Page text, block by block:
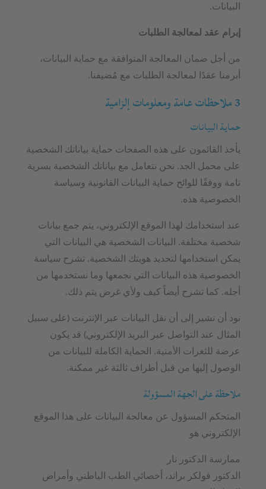
البيانات.
إبرام عقد لمعالجة الطلبات
من أجل ضمان المعالجة المتوافقة مع حماية البيانات،
أبرمنا عقدًا لمعالجة الطلبات مع مُضيفنا.
3 ملاحظات عامة ومعلومات إلزامية
حماية البيانات
يأخذ القائمون على هذه الصفحات حماية بياناتك الشخصية
على محمل الجد. نحن نتعامل مع بياناتك الشخصية بسرية
تامة ووفقًا للوائح حماية البيانات القانونية وسياسة
الخصوصية هذه.
عند استخدامك لهذا الموقع الإلكتروني، يتم جمع بيانات
شخصية مختلفة. البيانات الشخصية هي البيانات التي
يمكن استخدامها لتحديد هويتك الشخصية. تشرح سياسة
الخصوصية هذه البيانات التي نجمعها وما نستخدمها من
أجله. كما تشرح أيضاً كيف ولأي غرض يتم ذلك.
نود أن نشير إلى أن نقل البيانات عبر الإنترنت (على سبيل
المثال عند التواصل عبر البريد الإلكتروني) قد يكون
عرضة للثغرات الأمنية. الحماية الكاملة للبيانات من
الوصول إليها من قبل أطراف ثالثة غير ممكنة.
ملاحظة على الجهة المسؤولة
المتحكم المسؤول عن معالجة البيانات على هذا الموقع
الإلكتروني هو
ممارسة الدكتور نار
الدكتور فولكر براند، أخصائي الطب الباطني وأمراض